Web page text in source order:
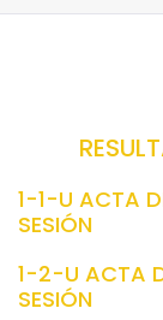
1-1-U ACTA
SESIÓN
1-2-U ACTA
SESIÓN